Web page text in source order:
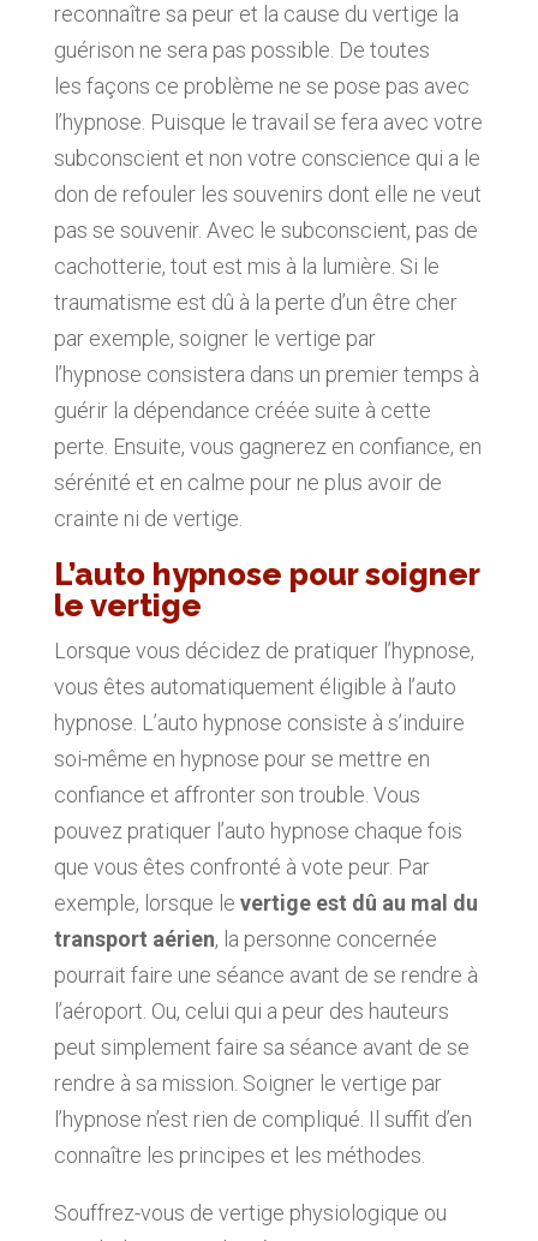
reconnaître sa peur et la cause du vertige la
guérison ne sera pas possible. De toutes
les façons ce problème ne se pose pas avec
l’hypnose. Puisque le travail se fera avec votre
subconscient et non votre conscience qui a le
don de refouler les souvenirs dont elle ne veut
pas se souvenir. Avec le subconscient, pas de
cachotterie, tout est mis à la lumière. Si le
traumatisme est dû à la perte d’un être cher
par exemple, soigner le vertige par
l’hypnose consistera dans un premier temps à
guérir la dépendance créée suite à cette
perte. Ensuite, vous gagnerez en confiance, en
sérénité et en calme pour ne plus avoir de
crainte ni de vertige.
L’auto hypnose pour soigner
le vertige
Lorsque vous décidez de pratiquer l’hypnose,
vous êtes automatiquement éligible à l’auto
hypnose. L’auto hypnose consiste à s’induire
soi-même en hypnose pour se mettre en
confiance et affronter son trouble. Vous
pouvez pratiquer l’auto hypnose chaque fois
que vous êtes confronté à vote peur. Par
exemple, lorsque le vertige est dû au mal du
transport aérien, la personne concernée
pourrait faire une séance avant de se rendre à
l’aéroport. Ou, celui qui a peur des hauteurs
peut simplement faire sa séance avant de se
rendre à sa mission. Soigner le vertige par
l’hypnose n’est rien de compliqué. Il suffit d’en
connaître les principes et les méthodes.
Souffrez-vous de vertige physiologique ou